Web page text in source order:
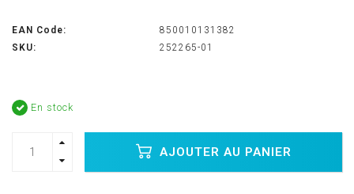
EAN Code:
850010131382
SKU:
252265-01
En stock
AJOUTER AU PANIER